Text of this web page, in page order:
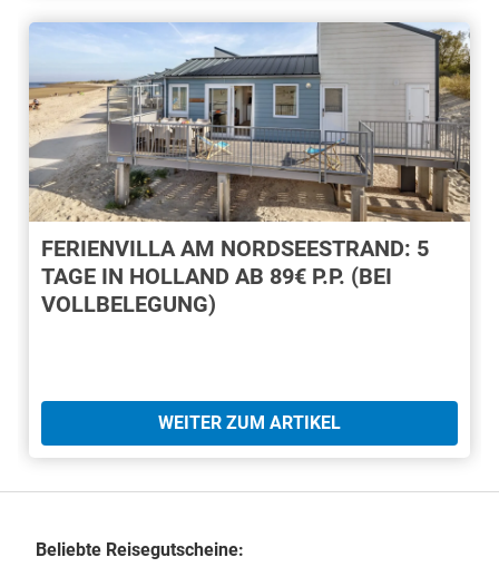
FERIENVILLA AM NORDSEESTRAND: 5
TAGE IN HOLLAND AB 89€ P.P. (BEI
VOLLBELEGUNG)
WEITER ZUM ARTIKEL
Beliebte Reisegutscheine: